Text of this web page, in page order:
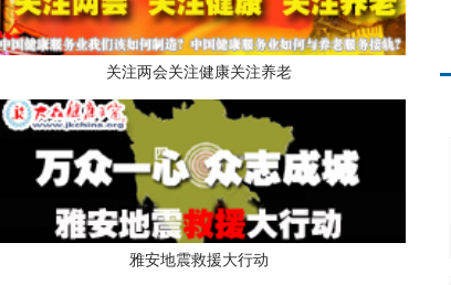
关注两会关注健康关注养老
雅安地震救援大行动